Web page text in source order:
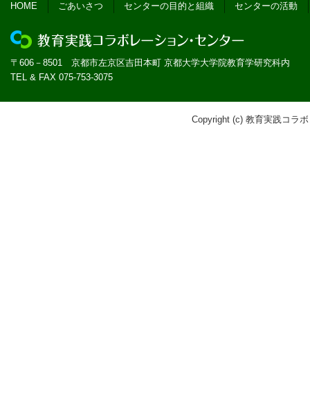
HOME ごあいさつ センターの目的と組織 センターの活動
〒606－8501 京都市左京区吉田本町 京都大学大学院教育学研究科内
TEL & FAX 075-753-3075
Copyright (c) 教育実践コラ